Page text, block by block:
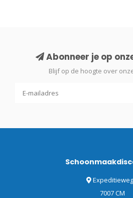
Abonneer je op
Blijf op de hoogte over
7007 CM